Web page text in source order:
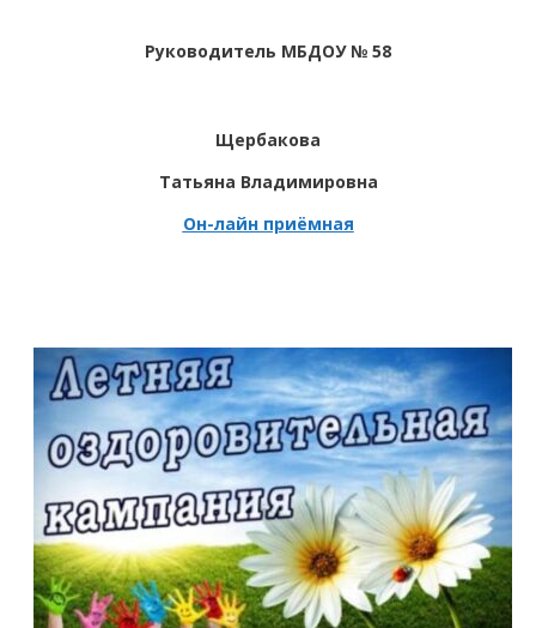
Руководитель МБДОУ № 58
Щербакова
Татьяна Владимировна
Он-лайн приёмная